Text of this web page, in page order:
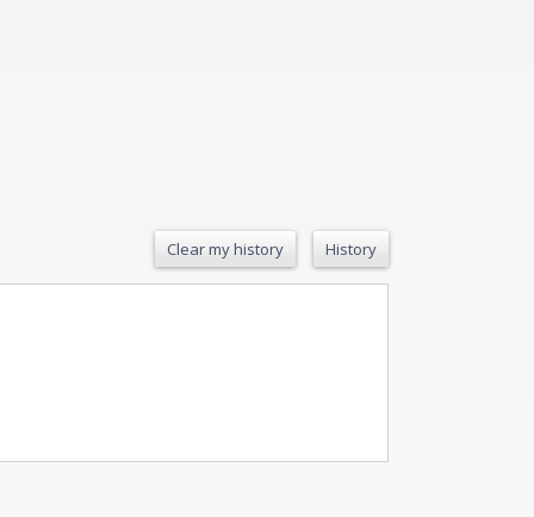
Clear my history History